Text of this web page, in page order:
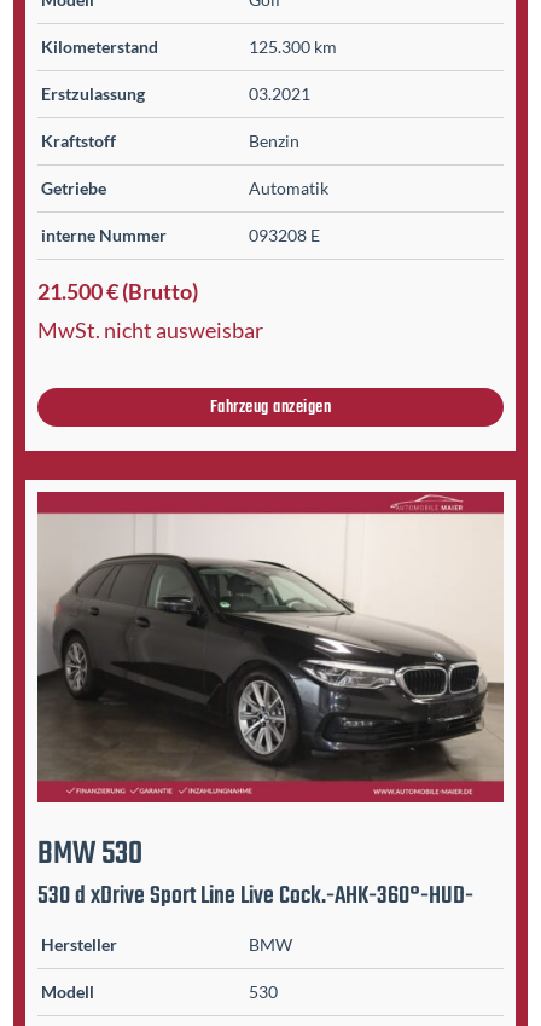
Kilometer­stand 125.300 km
Erst­zulassung 03.2021
Kraftstoff Benzin
Getriebe Automatik
interne Nummer 093208 E
21.500 € (Brutto)
MwSt. nicht ausweisbar
Fahrzeug anzeigen
BMW530
530 d xDrive Sport Line Live Cock.-AHK-360°-HUD-
Hersteller BMW
Modell 530